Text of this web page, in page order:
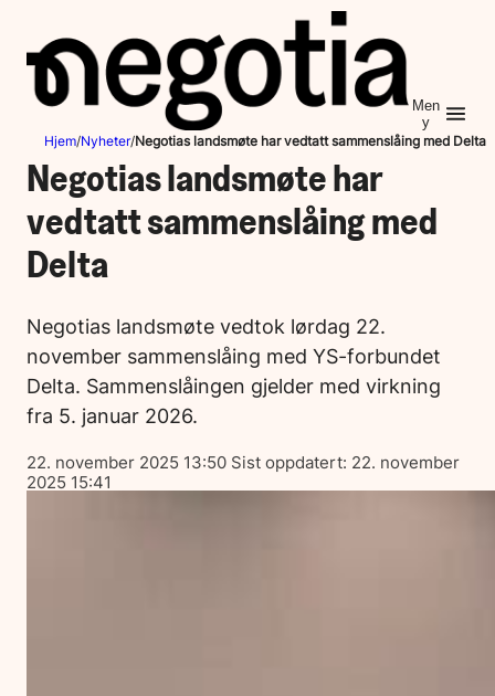
innhold
Men
y
Hjem/Nyheter/Negotias landsmøte har vedtatt sammenslåing med Delta
Negotias landsmøte har
vedtatt sammenslåing med
Delta
Negotias landsmøte vedtok lørdag 22.
november sammenslåing med YS-forbundet
Delta. Sammenslåingen gjelder med virkning
fra 5. januar 2026.
Lagt
ut
på
22. november 2025 13:50 Sist oppdatert: 22. november
2025 15:41